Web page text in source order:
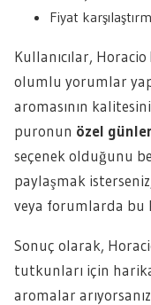
Fiyat
Kullanıcılar,
olumlu yorumlar
aromasının kalitesini
puronun özel
seçenek olduğunu
paylaşmak
veya forumlarda bu
Sonuç olarak,
tutkunları için
aromalar